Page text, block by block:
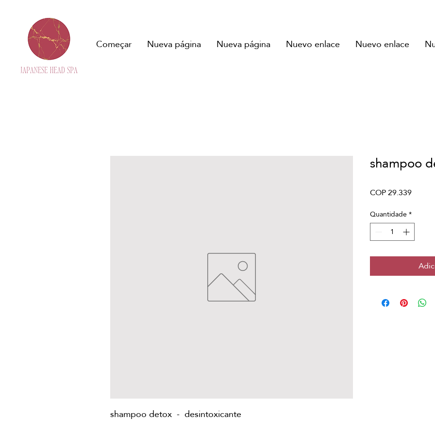
Começar Nueva página Nueva página Nuevo enlace Nuevo enlace
shampoo detox - desintoxicante
shampoo
COP 29.339Preço
Quantidade*